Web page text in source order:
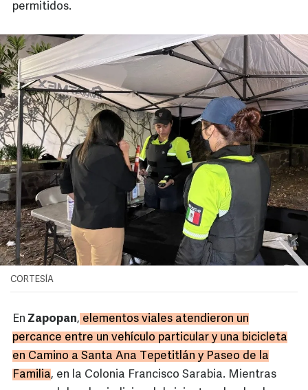
permitidos.
CORTESÍA
En Zapopan, elementos viales atendieron un
percance entre un vehículo particular y una bicicleta
en Camino a Santa Ana Tepetitlán y Paseo de la
Familia, en la Colonia Francisco Sarabia. Mientras